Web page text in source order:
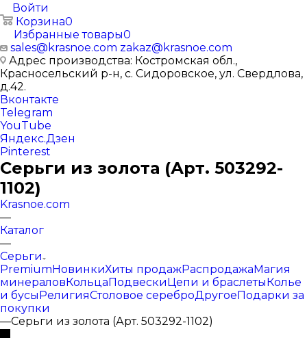
Войти
Корзина0
Избранные товары0
sales@krasnoe.com zakaz@krasnoe.com
Адрес производства: Костромская обл.,
Красносельский р-н, с. Сидоровское, ул. Свердлова,
д.42.
Вконтакте
Telegram
YouTube
Яндекс.Дзен
Pinterest
Серьги из золота (Арт. 503292-
1102)
Krasnoe.com
—
Каталог
—
Серьги
PremiumНовинкиХиты продажРаспродажаМагия
минераловКольцаПодвескиЦепи и браслетыКолье
и бусыРелигияСтоловое сереброДругоеПодарки за
покупки
—Серьги из золота (Арт. 503292-1102)